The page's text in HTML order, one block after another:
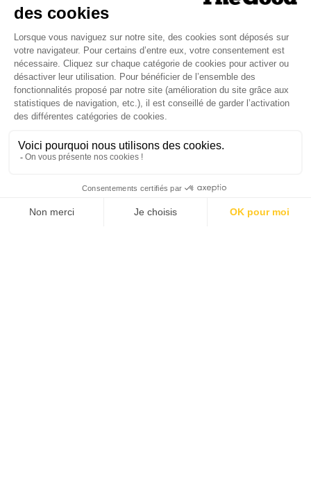
J'ACHÈTE LE NUMÉRO
JE M'ABONNE 1 AN - 4 NUM.
JE DÉCOUVRE LES NUMÉROS PRÉCÉDENTS
Je suis déjà abonné(e) :je consulte la revue en
version digitale